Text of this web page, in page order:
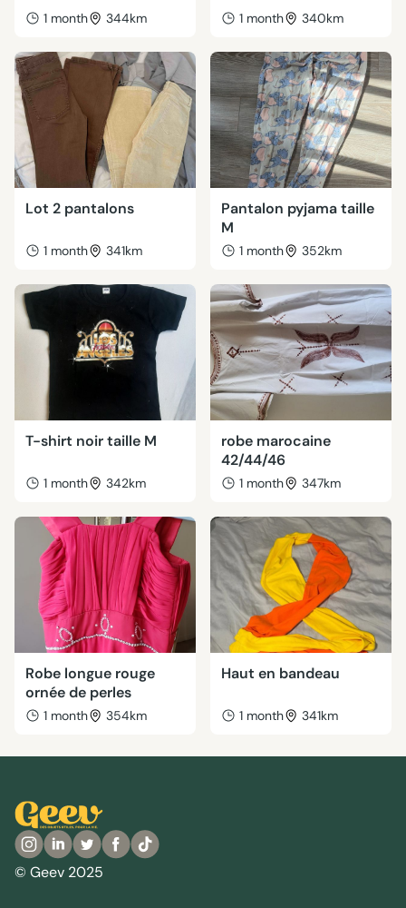
1 month 344km 1 month 340km
Lot 2 pantalons
1 month 341km
Pantalon pyjama taille
M
1 month 352km
T-shirt noir taille M
1 month 342km
robe marocaine
42/44/46
1 month 347km
Robe longue rouge
ornée de perles
1 month 354km
Haut en bandeau
1 month 341km
© Geev 2025